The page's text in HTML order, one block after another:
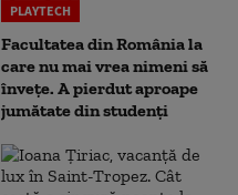
PLAYTECH
Facultatea din România la
care nu mai vrea nimeni să
înveţe. A pierdut aproape
jumătate din studenţi